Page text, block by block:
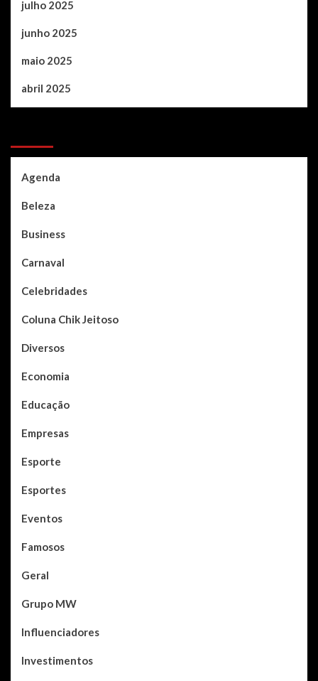
julho 2025
junho 2025
maio 2025
abril 2025
Agenda
Beleza
Business
Carnaval
Celebridades
Coluna Chik Jeitoso
Diversos
Economia
Educação
Empresas
Esporte
Esportes
Eventos
Famosos
Geral
Grupo MW
Influenciadores
Investimentos